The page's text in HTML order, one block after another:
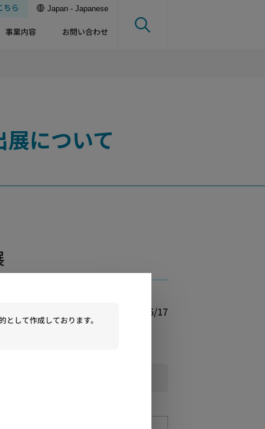
ちら Japan - Japanese
事業内容 お問い合わせ
について
2026/06/17
して作成しております。